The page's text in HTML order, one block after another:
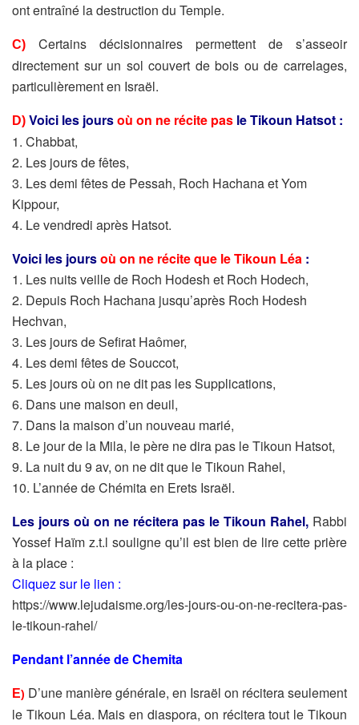
ont entraîné la destruction du Temple.
C)
Certains décisionnaires permettent de s’asseoir
directement sur un sol couvert de bois ou de carrelages,
particulièrement en Israël.
D) Voici les joursoù on ne récite pas le Tikoun Hatsot :
1. Chabbat,
2. Les jours de fêtes,
3. Les demi fêtes de Pessah, Roch Hachana et Yom
Kippour,
4. Le vendredi après Hatsot.
Voici les joursoù on ne récite que le Tikoun Léa :
1. Les nuits veille de Roch Hodesh et Roch Hodech,
2. Depuis Roch Hachana jusqu’après Roch Hodesh
Hechvan,
3. Les jours de Sefirat Haômer,
4. Les demi fêtes de Souccot,
5. Les jours où on ne dit pas les Supplications,
6. Dans une maison en deuil,
7. Dans la maison d’un nouveau marié,
8. Le jour de la Mila, le père ne dira pas le Tikoun Hatsot,
9. La nuit du 9 av, on ne dit que le Tikoun Rahel,
10. L’année de Chémita en Erets Israël.
Les jours où on ne récitera pas le Tikoun Rahel, Rabbi
Yossef Haïm z.t.l souligne qu’il est bien de lire cette prière
à la place :
Cliquez sur le lien :
https://www.lejudaisme.org/les-jours-ou-on-ne-recitera-pas-
le-tikoun-rahel/
Pendant l’année de Chemita
E) D’une manière générale, en Israël on récitera seulement
le Tikoun Léa. Mais en diaspora, on récitera tout le Tikoun